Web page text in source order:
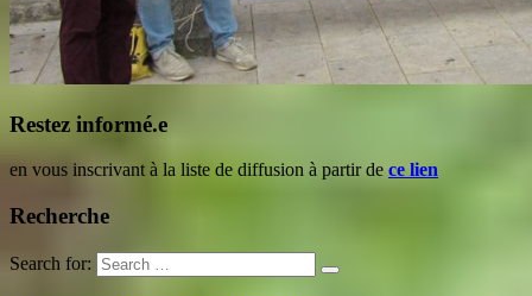
Restez informé.e
en vous inscrivant à la liste de diffusion à partir de ce lien
Recherche
Search for: